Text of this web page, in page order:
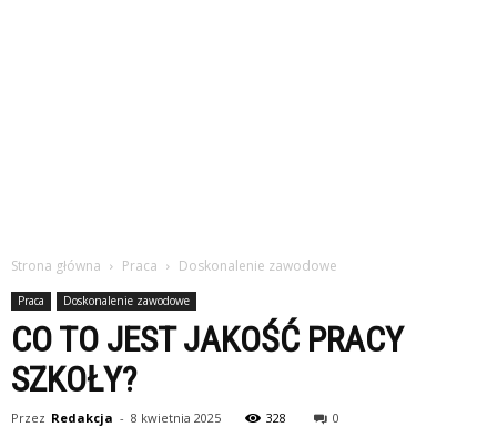
Strona główna Praca Doskonalenie zawodowe
Praca Doskonalenie zawodowe
CO TO JEST JAKOŚĆ PRACY
SZKOŁY?
Przez Redakcja - 8 kwietnia 2025 328 0